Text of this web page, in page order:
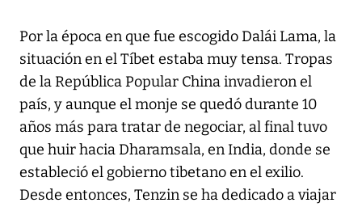
Por la época en que fue escogido Dalái Lama, la
situación en el Tíbet estaba muy tensa. Tropas
de la República Popular China invadieron el
país, y aunque el monje se quedó durante 10
años más para tratar de negociar, al final tuvo
que huir hacia Dharamsala, en India, donde se
estableció el gobierno tibetano en el exilio.
Desde entonces, Tenzin se ha dedicado a viajar